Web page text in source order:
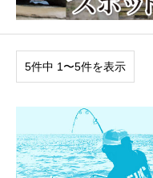
5件中 1〜5件を表示